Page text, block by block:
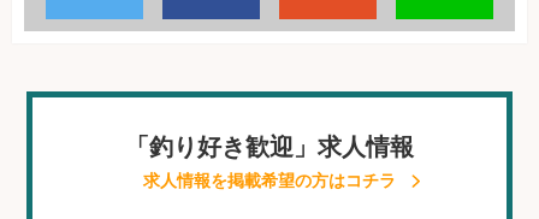
「釣り好き歓迎」求人情報
求人情報を掲載希望の方はコチラ